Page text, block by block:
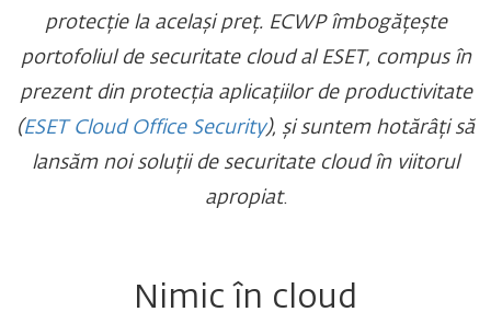
protecție la același preț. ECWP îmbogățește
portofoliul de securitate cloud al ESET, compus în
prezent din protecția aplicațiilor de productivitate
(ESET Cloud Office Security), și suntem hotărâți să
lansăm noi soluții de securitate cloud în viitorul
apropiat.
Nimic în cloud